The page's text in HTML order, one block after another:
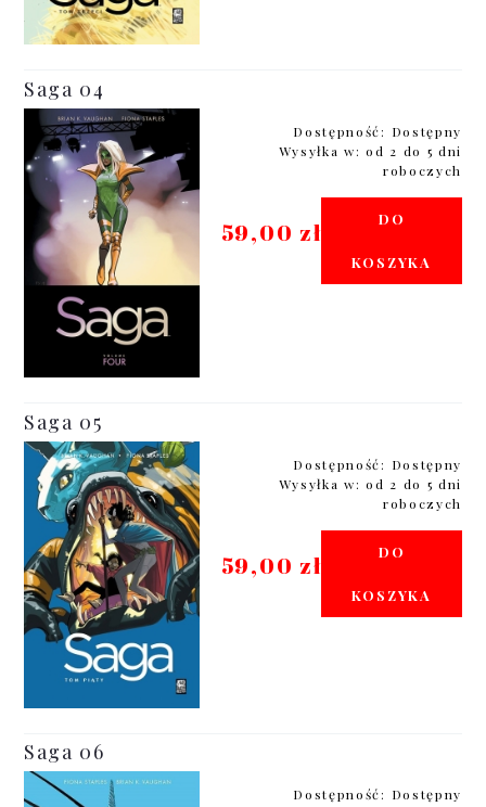
Saga 04
Dostępność: Dostępny
Wysyłka w: od 2 do 5 dni
roboczych
59,00 zł DO
KOSZYKA
Saga 05
Dostępność: Dostępny
Wysyłka w: od 2 do 5 dni
roboczych
59,00 zł DO
KOSZYKA
Saga 06
Dostępność: Dostępny